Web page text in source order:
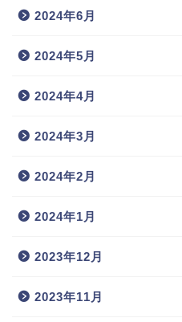
2024年6月
2024年5月
2024年4月
2024年3月
2024年2月
2024年1月
2023年12月
2023年11月